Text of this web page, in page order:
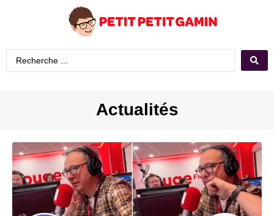
Actualités